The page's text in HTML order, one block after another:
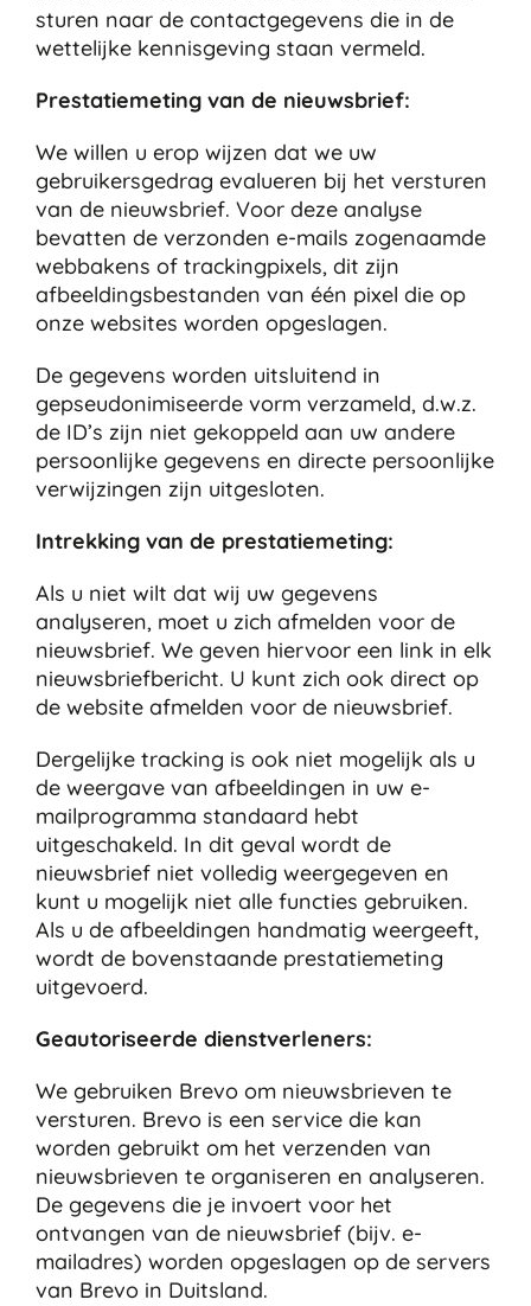
sturen naar de contactgegevens die in de
wettelijke kennisgeving staan vermeld.
Prestatiemeting van de nieuwsbrief:
We willen u erop wijzen dat we uw
gebruikersgedrag evalueren bij het versturen
van de nieuwsbrief. Voor deze analyse
bevatten de verzonden e-mails zogenaamde
webbakens of trackingpixels, dit zijn
afbeeldingsbestanden van één pixel die op
onze websites worden opgeslagen.
De gegevens worden uitsluitend in
gepseudonimiseerde vorm verzameld, d.w.z.
de ID’s zijn niet gekoppeld aan uw andere
persoonlijke gegevens en directe persoonlijke
verwijzingen zijn uitgesloten.
Intrekking van de prestatiemeting:
Als u niet wilt dat wij uw gegevens
analyseren, moet u zich afmelden voor de
nieuwsbrief. We geven hiervoor een link in elk
nieuwsbriefbericht. U kunt zich ook direct op
de website afmelden voor de nieuwsbrief.
Dergelijke tracking is ook niet mogelijk als u
de weergave van afbeeldingen in uw e-
mailprogramma standaard hebt
uitgeschakeld. In dit geval wordt de
nieuwsbrief niet volledig weergegeven en
kunt u mogelijk niet alle functies gebruiken.
Als u de afbeeldingen handmatig weergeeft,
wordt de bovenstaande prestatiemeting
uitgevoerd.
Geautoriseerde dienstverleners:
We gebruiken Brevo om nieuwsbrieven te
versturen. Brevo is een service die kan
worden gebruikt om het verzenden van
nieuwsbrieven te organiseren en analyseren.
De gegevens die je invoert voor het
ontvangen van de nieuwsbrief (bijv. e-
mailadres) worden opgeslagen op de servers
van Brevo in Duitsland.